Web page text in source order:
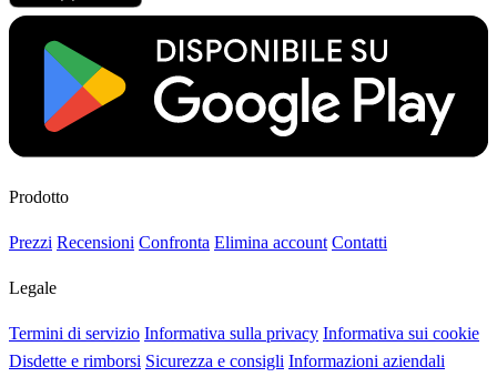
Prodotto
Prezzi Recensioni Confronta Elimina account Contatti
Legale
Termini di servizio Informativa sulla privacy Informativa sui cookie
Disdette e rimborsi Sicurezza e consigli Informazioni aziendali